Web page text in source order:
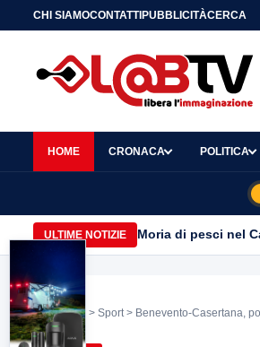
CHI SIAMOCONTATTIPUBBLICITÀCERCA
HOME CRONACA POLITICA
ULTIME NOTIZIE Moria di pesci nel
Home > Sport> Benevento-Casertana,